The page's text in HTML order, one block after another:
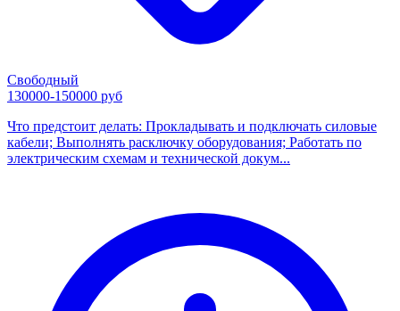
Свободный
130000-150000 руб
Что предстоит делать: Прокладывать и подключать силовые
кабели; Выполнять расключку оборудования; Работать по
электрическим схемам и технической докум...